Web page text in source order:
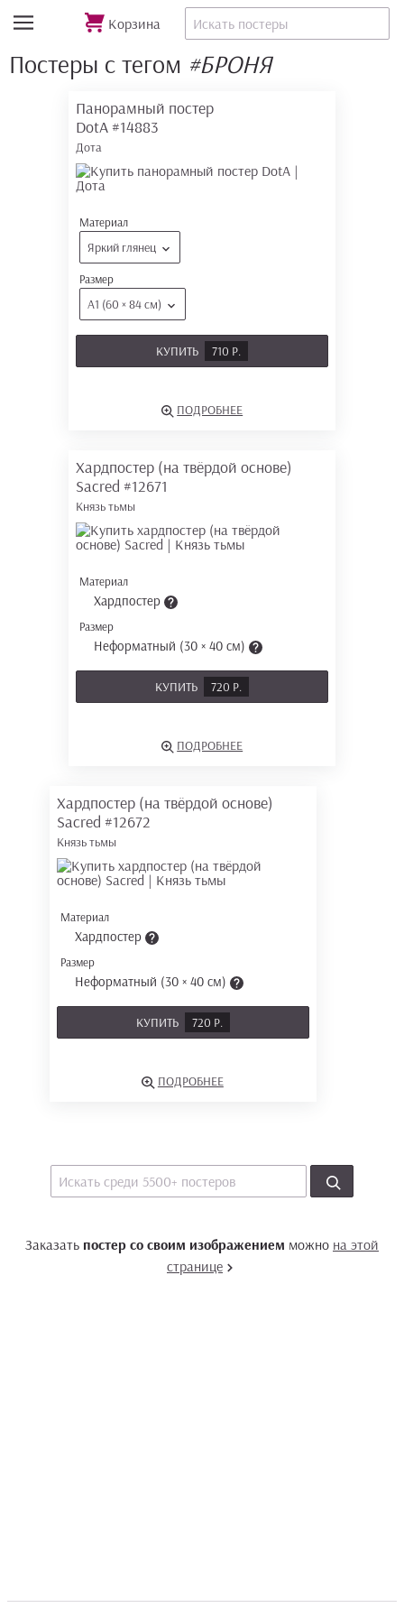
Корзина
Постеры с тегом #БРОНЯ
Панорамный постер
DotA #14883
Дота
Материал
Яркий глянец
Размер
А1 (60 × 84 см)
КУПИТЬ 710 Р.
ПОДРОБНЕЕ
Хардпостер (на твёрдой основе)
Sacred #12671
Князь тьмы
Материал
Хардпостер
Размер
Неформатный (30 × 40 см)
КУПИТЬ 720 Р.
ПОДРОБНЕЕ
Хардпостер (на твёрдой основе)
Sacred #12672
Князь тьмы
Материал
Хардпостер
Размер
Неформатный (30 × 40 см)
КУПИТЬ 720 Р.
ПОДРОБНЕЕ
Заказать постер со своим изображением можно на этой
странице